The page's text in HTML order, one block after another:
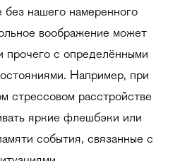
без нашего намеренного
воображение может
прочего с определёнными
Например, при
стрессовом расстройстве
яркие флешбэки или
события, связанные с